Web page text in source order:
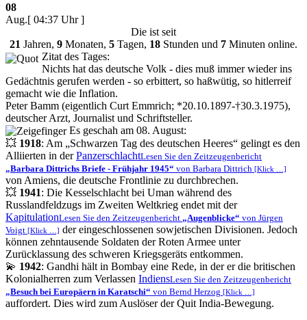
08
Aug.[ 04:37 Uhr ]
Die ist seit
21 Jahren, 9 Monaten, 5 Tagen, 18 Stunden und 7 Minuten online.
Zitat des Tages:
Nichts hat das deutsche Volk - dies muß immer wieder ins
Gedächtnis gerufen werden - so erbittert, so haßwütig, so hitlerreif
gemacht wie die Inflation.
Peter Bamm (eigentlich Curt Emmrich; *20.10.1897-†30.3.1975),
deutscher Arzt, Journalist und Schriftsteller.
Es geschah am 08. August:
💥 1918: Am Schwarzen Tag des deutschen Heeres
gelingt es den
Alliierten in derPanzerschlachtLesen Sie den Zeitzeugenbericht
Barbara Dittrichs Briefe - Frühjahr 1945
von Barbara Dittrich [Klick …]
von Amiens, die deutsche Frontlinie zu durchbrechen.
💥 1941: Die Kesselschlacht bei Uman während des
Russlandfeldzugs im Zweiten Weltkrieg endet mit der
KapitulationLesen Sie den Zeitzeugenbericht Augenblicke
von Jürgen
Voigt [Klick …] der eingeschlossenen sowjetischen Divisionen. Jedoch
können zehntausende Soldaten der Roten Armee unter
Zurücklassung des schweren Kriegsgeräts entkommen.
💫 1942: Gandhi hält in Bombay eine Rede, in der er die britischen
Kolonialherren zum Verlassen IndiensLesen Sie den Zeitzeugenbericht
Besuch bei Europäern in Karatschi
von Bernd Herzog [Klick …]
auffordert. Dies wird zum Auslöser der Quit India-Bewegung.